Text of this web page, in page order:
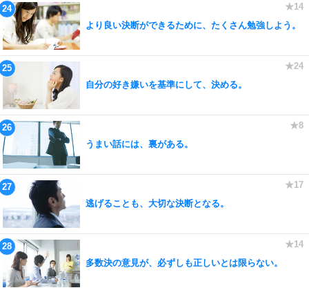
より良い決断ができるために、たくさん勉強しよう。
自分の好き嫌いを基準にして、決める。
うまい話には、裏がある。
逃げることも、大切な決断となる。
多数決の意見が、必ずしも正しいとは限らない。